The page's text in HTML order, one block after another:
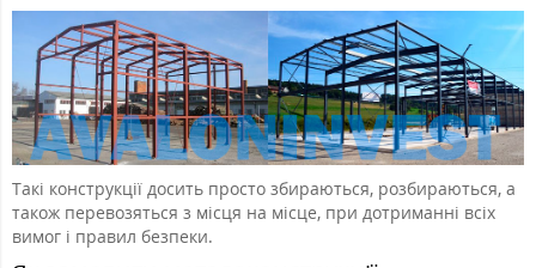
Такі конструкції досить просто збираються, розбираються, а
також перевозяться з місця на місце, при дотриманні всіх
вимог і правил безпеки.